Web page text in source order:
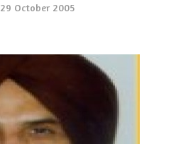
29 October 2005